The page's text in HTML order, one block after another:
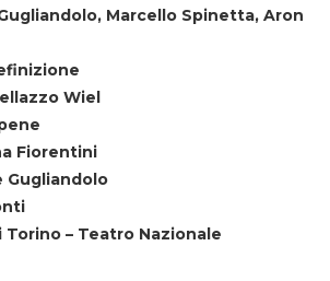
Marcello Spinetta, Aron
Wiel
Fiorentini
Gugliandolo
– Teatro Nazionale